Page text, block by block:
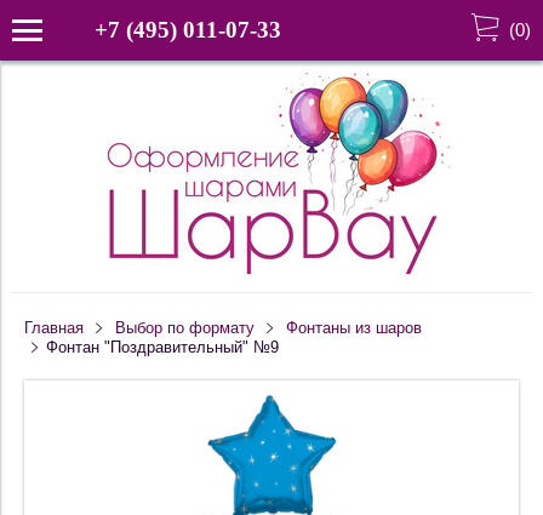
+7 (495) 011-07-33 (0)
Главная Выбор по формату
Фонтаны из шаров
Фонтан "Поздравительный" №9